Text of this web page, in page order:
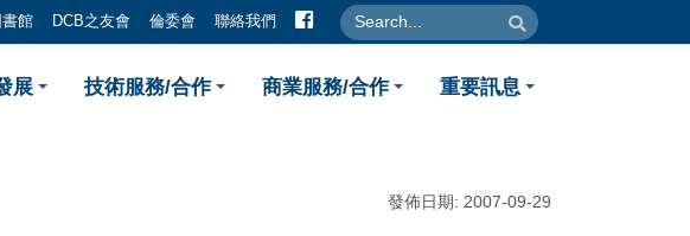
書館 DCB之友會 倫委會 聯絡我們 facebook
search search
業生物技術園區締結策略聯盟
展 技術服務/合作 商業服務/合作 重要訊息
發佈日期: 2007-09-29